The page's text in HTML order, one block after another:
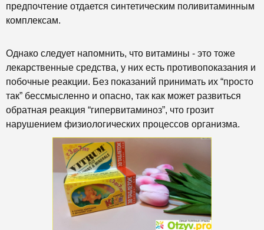
предпочтение отдается синтетическим поливитаминным
комплексам.
Однако следует напомнить, что витамины - это тоже
лекарственные средства, у них есть противопоказания и
побочные реакции. Без показаний принимать их “просто
так” бессмысленно и опасно, так как может развиться
обратная реакция “гипервитаминоз”, что грозит
нарушением физиологических процессов организма.